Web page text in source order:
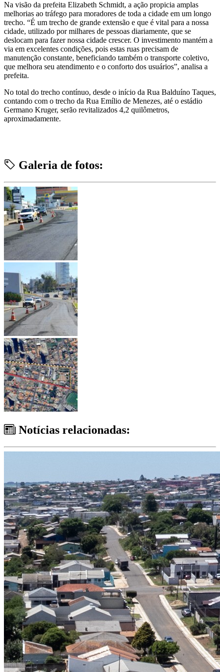
Na visão da prefeita Elizabeth Schmidt, a ação propicia amplas
melhorias ao tráfego para moradores de toda a cidade em um longo
trecho. “É um trecho de grande extensão e que é vital para a nossa
cidade, utilizado por milhares de pessoas diariamente, que se
deslocam para fazer nossa cidade crescer. O investimento mantém a
via em excelentes condições, pois estas ruas precisam de
manutenção constante, beneficiando também o transporte coletivo,
que melhora seu atendimento e o conforto dos usuários”, analisa a
prefeita.
No total do trecho contínuo, desde o início da Rua Balduíno Taques,
contando com o trecho da Rua Emílio de Menezes, até o estádio
Germano Kruger, serão revitalizados 4,2 quilômetros,
aproximadamente.
Galeria de fotos:
Notícias relacionadas: